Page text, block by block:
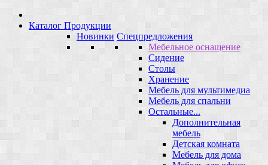
Каталог Продукции
Новинки Спецпредложения
Мебельное оснащение
Сидение
Столы
Хранение
Мебель для мультимедиа
Мебель для спальни
Остальные...
Дополнительная
мебель
Детская комната
Мебель для дома